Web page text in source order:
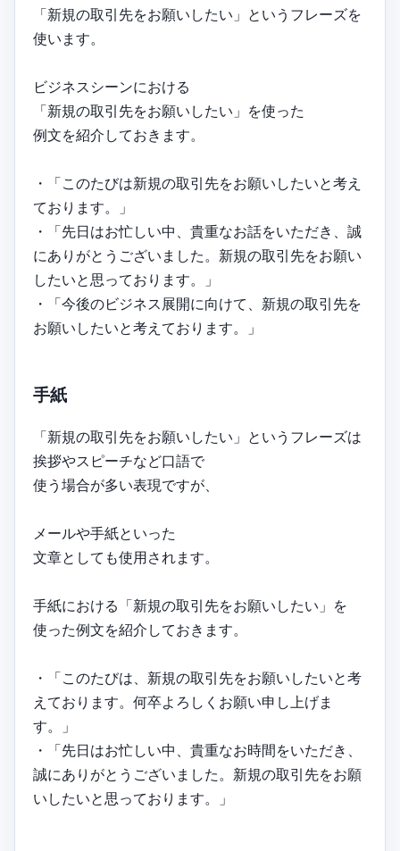
「新規の取引先をお願いしたい」というフレーズを
使います。
ビジネスシーンにおける
「新規の取引先をお願いしたい」を使った
例文を紹介しておきます。
・「このたびは新規の取引先をお願いしたいと考え
ております。」
・「先日はお忙しい中、貴重なお話をいただき、誠
にありがとうございました。新規の取引先をお願い
したいと思っております。」
・「今後のビジネス展開に向けて、新規の取引先を
お願いしたいと考えております。」
手紙
「新規の取引先をお願いしたい」というフレーズは
挨拶やスピーチなど口語で
使う場合が多い表現ですが、
メールや手紙といった
文章としても使用されます。
手紙における「新規の取引先をお願いしたい」を
使った例文を紹介しておきます。
・「このたびは、新規の取引先をお願いしたいと考
えております。何卒よろしくお願い申し上げま
す。」
・「先日はお忙しい中、貴重なお時間をいただき、
誠にありがとうございました。新規の取引先をお願
いしたいと思っております。」